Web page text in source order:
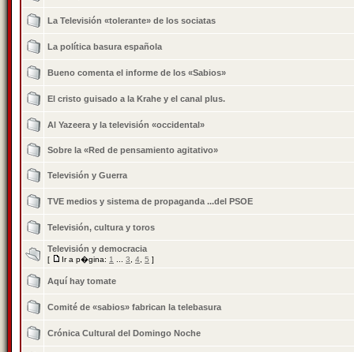
La Televisión «tolerante» de los sociatas
La política basura española
Bueno comenta el informe de los «Sabios»
El cristo guisado a la Krahe y el canal plus.
Al Yazeera y la televisión «occidental»
Sobre la «Red de pensamiento agitativo»
Televisión y Guerra
TVE medios y sistema de propaganda ...del PSOE
Televisión, cultura y toros
Televisión y democracia
[ Ir a p�gina: 1 3 4 5 ]
Aquí hay tomate
Comité de «sabios» fabrican la telebasura
Crónica Cultural del Domingo Noche